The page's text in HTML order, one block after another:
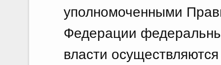
уполномоченными
Федерации
власти